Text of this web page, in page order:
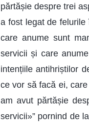
părtășie despre trei
a fost legat de felurile
care anume sunt
servicii și care
intențiile antihriștilor
ce vor să facă ei,
am avut părtășie
servicii»” pornind de